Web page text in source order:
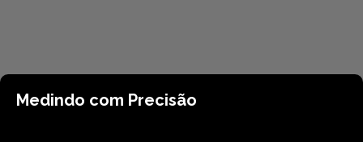
Medindo com Precisão